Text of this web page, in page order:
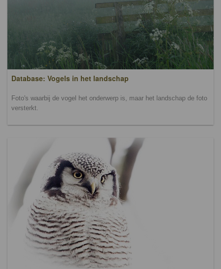
Database: Vogels in het landschap
Foto's waarbij de vogel het onderwerp is, maar het landschap de foto
versterkt.